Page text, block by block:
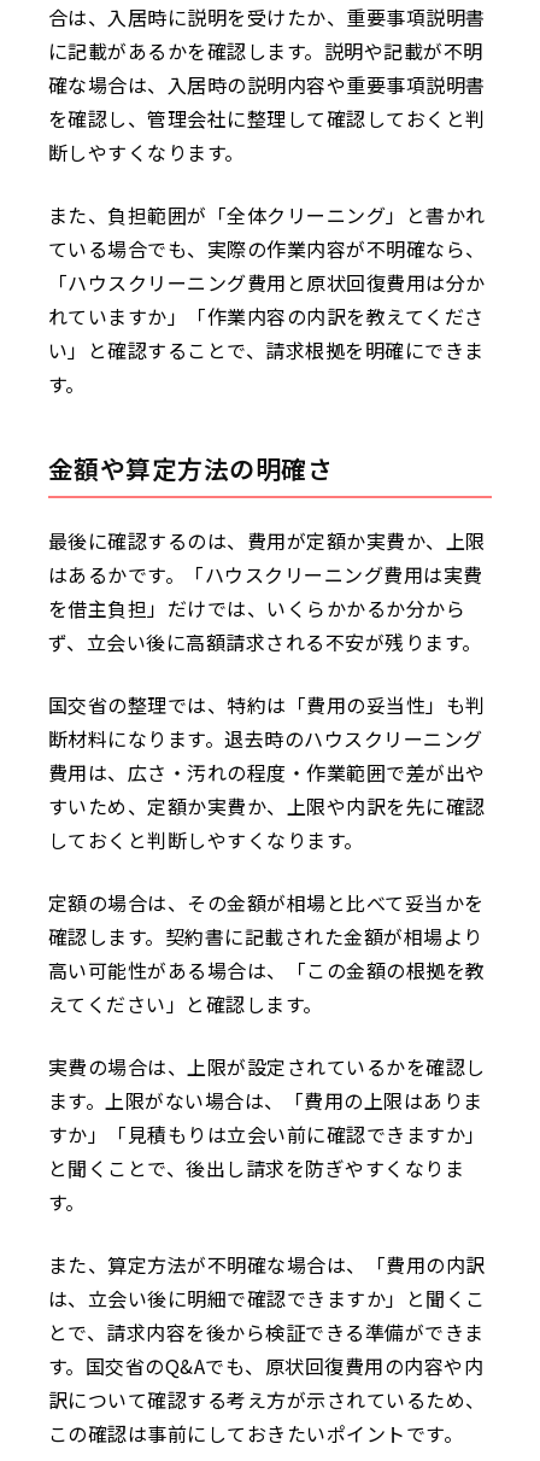
合は、入居時に説明を受けたか、重要事項説明書
に記載があるかを確認します。説明や記載が不明
確な場合は、入居時の説明内容や重要事項説明書
を確認し、管理会社に整理して確認しておくと判
断しやすくなります。
また、負担範囲が「全体クリーニング」と書かれ
ている場合でも、実際の作業内容が不明確なら、
「ハウスクリーニング費用と原状回復費用は分か
れていますか」「作業内容の内訳を教えてくださ
い」と確認することで、請求根拠を明確にできま
す。
金額や算定方法の明確さ
最後に確認するのは、費用が定額か実費か、上限
はあるかです。「ハウスクリーニング費用は実費
を借主負担」だけでは、いくらかかるか分から
ず、立会い後に高額請求される不安が残ります。
国交省の整理では、特約は「費用の妥当性」も判
断材料になります。退去時のハウスクリーニング
費用は、広さ・汚れの程度・作業範囲で差が出や
すいため、定額か実費か、上限や内訳を先に確認
しておくと判断しやすくなります。
定額の場合は、その金額が相場と比べて妥当かを
確認します。契約書に記載された金額が相場より
高い可能性がある場合は、「この金額の根拠を教
えてください」と確認します。
実費の場合は、上限が設定されているかを確認し
ます。上限がない場合は、「費用の上限はありま
すか」「見積もりは立会い前に確認できますか」
と聞くことで、後出し請求を防ぎやすくなりま
す。
また、算定方法が不明確な場合は、「費用の内訳
は、立会い後に明細で確認できますか」と聞くこ
とで、請求内容を後から検証できる準備ができま
す。国交省のQ&Aでも、原状回復費用の内容や内
訳について確認する考え方が示されているため、
この確認は事前にしておきたいポイントです。